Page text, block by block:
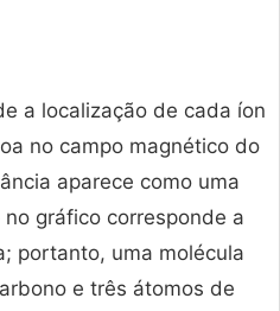
a localização de cada íon
no campo magnético do
aparece como uma
gráfico corresponde a
portanto, uma molécula
e três átomos de